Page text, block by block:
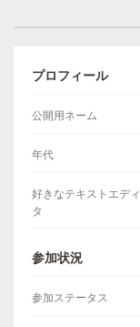
プロフィール
公開用ネーム
年代
好きなテキストエディ
タ
参加状況
参加ステータス